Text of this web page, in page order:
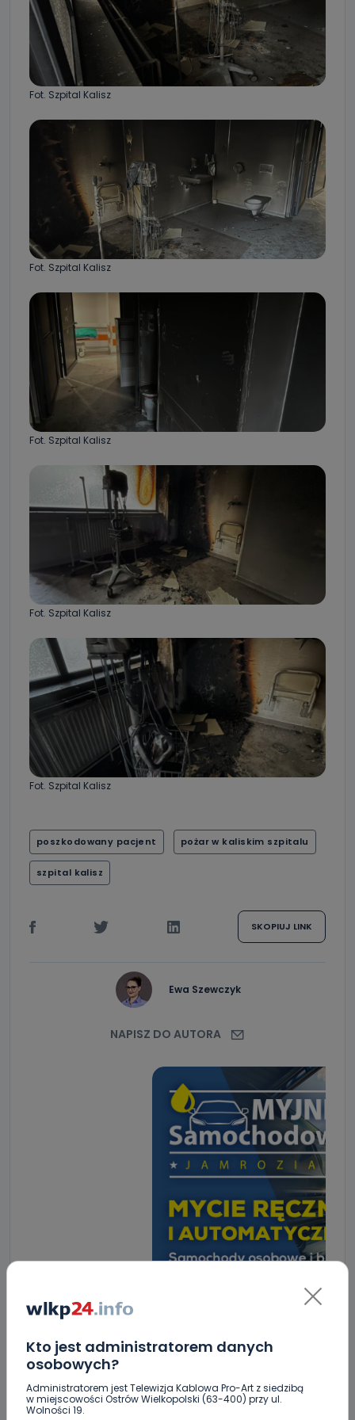
Kto jest administratorem danych
osobowych?
Administratorem jest Telewizja Kablowa Pro-Art z siedzibą
w miejscowości Ostrów Wielkopolski (63-400) przy ul.
Wolności 19.
Fot. Szpital Kalisz
Fot. Szpital Kalisz
Fot. Szpital Kalisz
Fot. Szpital Kalisz
Fot. Szpital Kalisz
poszkodowany pacjent pożar w kaliskim szpitalu
szpital kalisz
SKOPIUJ LINK
Ewa Szewczyk
NAPISZ DO AUTORA
ZOBACZ TAKŻE